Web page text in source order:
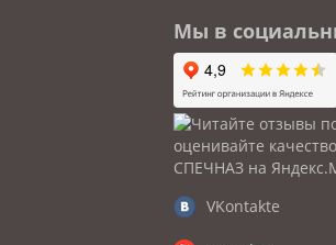
Мы в
VKontakte